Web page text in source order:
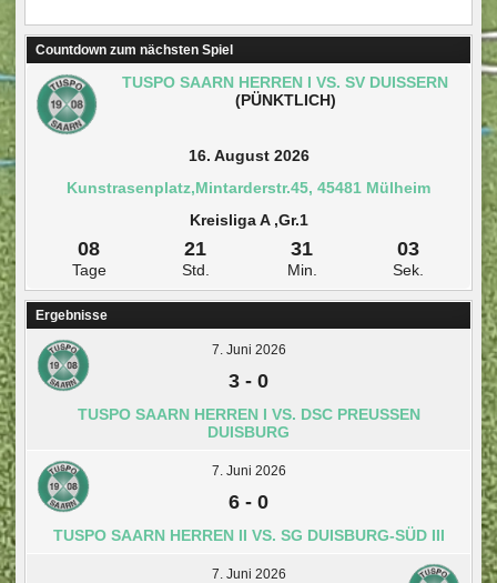
Countdown zum nächsten Spiel
TUSPO SAARN HERREN I VS. SV DUISSERN
(PÜNKTLICH)
16. August 2026
Kunstrasenplatz,Mintarderstr.45, 45481 Mülheim
Kreisliga A ,Gr.1
08
Tage
21
Std.
31
Min.
02
Sek.
Ergebnisse
7. Juni 2026
3 - 0
TUSPO SAARN HERREN I VS. DSC PREUSSEN D
UISBURG
7. Juni 2026
6 - 0
TUSPO SAARN HERREN II VS. SG DUISBURG-SÜD III
7. Juni 2026